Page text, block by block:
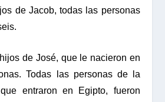
de Jacob, todas las personas
de José, que le nacieron en
Todas las personas de la
entraron en Egipto, fueron